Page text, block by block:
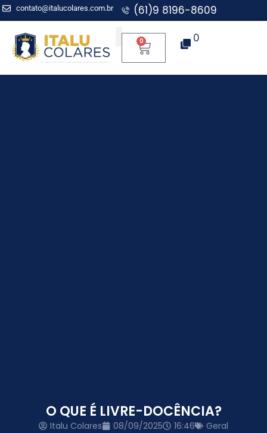
contato@italucolares.com.br (61)9 8196-8609
0 0
O QUE É LIVRE-DOCÊNCIA?
Italu Colares 08/09/2025 16:46 Geral